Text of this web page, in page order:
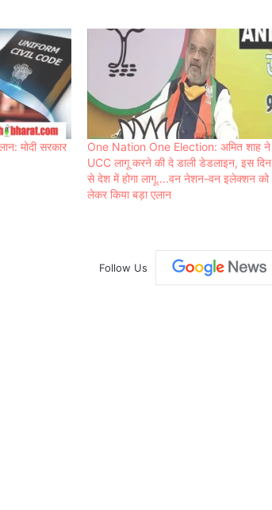
मोदी सरकार
One Nation One Election: अमित शाह ने
UCC लागू करने की दे डाली डेडलाइन, इस दिन
से देश में होगा लागू….वन नेशन-वन इलेक्शन को
लेकर किया बड़ा एलान
Follow Us